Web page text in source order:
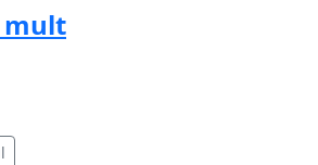
atrage cat mai repede atentia
asupra problemelor exprimate
mult